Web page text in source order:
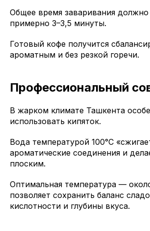
Общее время заваривания должно
примерно 3–3,5 минуты.
Готовый кофе получится
ароматным и без резкой горечи.
Профессиональный
В жарком климате Ташкента
использовать кипяток.
Вода температурой 100°C
ароматические соединения и
плоским.
Оптимальная температура —
позволяет сохранить баланс
кислотности и глубины вкуса.